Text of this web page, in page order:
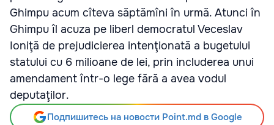
Ghimpu acum cîteva săptămîni în urmă. Atunci în
Ghimpu îl acuza pe liberl democratul Veceslav
Ioniţă de prejudicierea intenţionată a bugetului
statului cu 6 milioane de lei, prin includerea unui
amendament într-o lege fără a avea vodul
deputaţilor.
Подпишитесь на новости Point.md в Google